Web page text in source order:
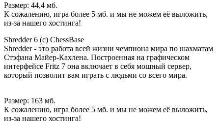
Размер: 44,4 мб.
К сожалению, игра более 5 мб. и мы не можем её выложить,
из-за нашего хостинга!
Shredder 6 (c) ChessBase
Shredder - это работа всей жизни чемпиона мира по шахматам
Стэфана Майер-Кахлена. Построенная на графическом
интерфейсе Fritz 7 она включает в себя мощный сервер,
который позволит вам играть с людьми со всего мира.
Размер: 163 мб.
К сожалению, игра более 5 мб. и мы не можем её выложить,
из-за нашего хостинга!